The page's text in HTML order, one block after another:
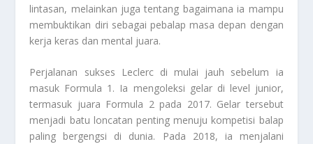
lintasan, melainkan juga tentang bagaimana ia mampu
membuktikan diri sebagai pebalap masa depan dengan
kerja keras dan mental juara.
Perjalanan sukses Leclerc di mulai jauh sebelum ia
masuk Formula 1. Ia mengoleksi gelar di level junior,
termasuk juara Formula 2 pada 2017. Gelar tersebut
menjadi batu loncatan penting menuju kompetisi balap
paling bergengsi di dunia. Pada 2018, ia menjalani